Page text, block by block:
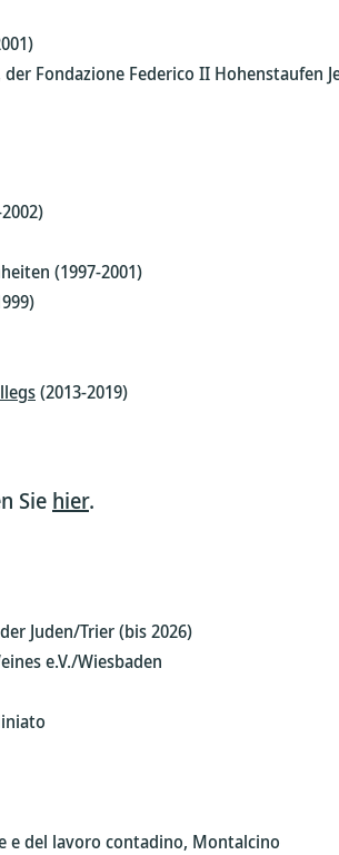
Fondazione Federico II Hohenstaufen
(1997-2001)
(2013-2019)
Sie hier.
Juden/Trier (bis 2026)
e.V./Wiesbaden
del lavoro contadino, Montalcino